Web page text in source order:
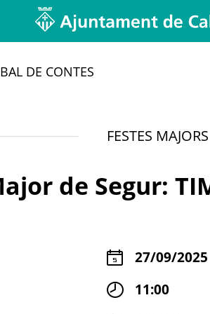
DE CONTES
FESTES MAJORS
de Segur:
27/09/2025
11:00